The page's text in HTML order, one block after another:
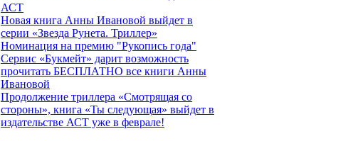
АСТ
Новая книга Анны Ивановой выйдет в
серии «Звезда Рунета. Триллер»
Номинация на премию "Рукопись года"
Сервис «Букмейт» дарит возможность
прочитать БЕСПЛАТНО все книги Анны
Ивановой
Продолжение триллера «Смотрящая со
стороны», книга «Ты следующая» выйдет в
издательстве АСТ уже в феврале!